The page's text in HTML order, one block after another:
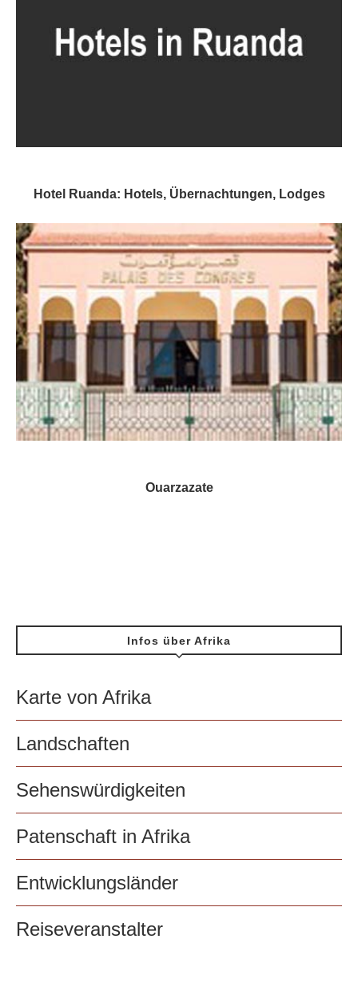
Hotel Ruanda: Hotels, Übernachtungen, Lodges
Ouarzazate
Infos über Afrika
Karte von Afrika
Landschaften
Sehenswürdigkeiten
Patenschaft in Afrika
Entwicklungsländer
Reiseveranstalter